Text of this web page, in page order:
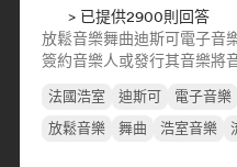
> 已提供2900則回答
放鬆音樂舞曲迪斯可電子音
簽約音樂人或發行其音樂將
法國浩室 迪斯可 電子音樂
放鬆音樂
舞曲 浩室音樂